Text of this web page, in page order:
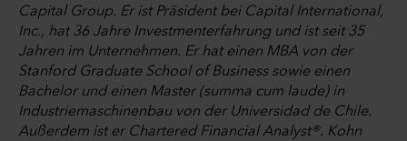
Capital Group. Er ist Präsident bei Capital International,
Inc., hat 36 Jahre Investmenterfahrung und ist seit 35
Jahren im Unternehmen. Er hat einen MBA von der
Stanford Graduate School of Business sowie einen
Bachelor und einen Master (summa cum laude) in
Industriemaschinenbau von der Universidad de Chile.
Außerdem ist er Chartered Financial Analyst®. Kohn